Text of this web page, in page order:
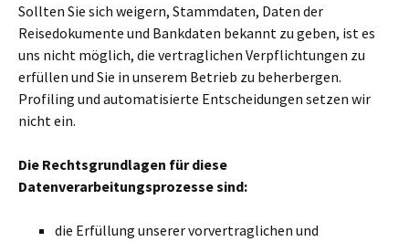
Sollten Sie sich weigern, Stammdaten, Daten der
Reisedokumente und Bankdaten bekannt zu geben, ist es
uns nicht möglich, die vertraglichen Verpflichtungen zu
erfüllen und Sie in unserem Betrieb zu beherbergen.
Profiling und automatisierte Entscheidungen setzen wir
nicht ein.
Die Rechtsgrundlagen für diese
Datenverarbeitungsprozesse sind:
die Erfüllung unserer vorvertraglichen und